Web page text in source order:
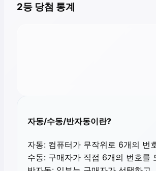
2등 당첨 통계
자동/수동/반자동이란?
자동: 컴퓨터가 무작위로 6개의 번
수동: 구매자가 직접 6개의 번호를